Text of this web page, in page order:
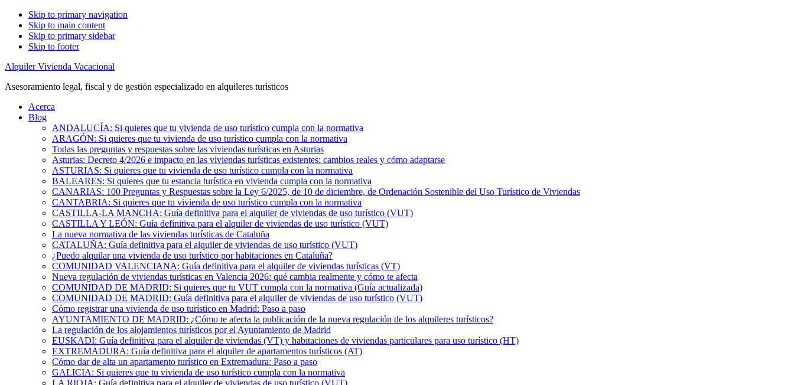
Skip to primary navigation
Skip to main content
Skip to primary sidebar
Skip to footer
Alquiler Vivienda Vacacional
Asesoramiento legal, fiscal y de gestión especializado en alquileres turísticos
Acerca
Blog
ANDALUCÍA: Si quieres que tu vivienda de uso turístico cumpla con la normativa
ARAGÓN: Si quieres que tu vivienda de uso turístico cumpla con la normativa
Todas las preguntas y respuestas sobre las viviendas turísticas en Asturias
Asturias: Decreto 4/2026 e impacto en las viviendas turísticas existentes: cambios reales y cómo adaptarse
ASTURIAS: Si quieres que tu vivienda de uso turístico cumpla con la normativa
BALEARES: Si quieres que tu estancia turística en vivienda cumpla con la normativa
CANARIAS: 100 Preguntas y Respuestas sobre la Ley 6/2025, de 10 de diciembre, de Ordenación Sostenible del Uso Turístico de Viviendas
CANTABRIA: Si quieres que tu vivienda de uso turístico cumpla con la normativa
CASTILLA-LA MANCHA: Guía definitiva para el alquiler de viviendas de uso turístico (VUT)
CASTILLA Y LEÓN: Guía definitiva para el alquiler de viviendas de uso turístico (VUT)
La nueva normativa de las viviendas turísticas de Cataluña
CATALUÑA: Guía definitiva para el alquiler de viviendas de uso turístico (VUT)
¿Puedo alquilar una vivienda de uso turístico por habitaciones en Cataluña?
COMUNIDAD VALENCIANA: Guía definitiva para el alquiler de viviendas turísticas (VT)
Nueva regulación de viviendas turísticas en Valencia 2026: qué cambia realmente y cómo te afecta
COMUNIDAD DE MADRID: Si quieres que tu VUT cumpla con la normativa (Guía actualizada)
COMUNIDAD DE MADRID: Guía definitiva para el alquiler de viviendas de uso turístico (VUT)
Cómo registrar una vivienda de uso turístico en Madrid: Paso a paso
AYUNTAMIENTO DE MADRID: ¿Cómo te afecta la publicación de la nueva regulación de los alquileres turísticos?
La regulación de los alojamientos turísticos por el Ayuntamiento de Madrid
EUSKADI: Guía definitiva para el alquiler de viviendas (VT) y habitaciones de viviendas particulares para uso turístico (HT)
EXTREMADURA: Guía definitiva para el alquiler de apartamentos turísticos (AT)
Cómo dar de alta un apartamento turístico en Extremadura: Paso a paso
GALICIA: Si quieres que tu vivienda de uso turístico cumpla con la normativa
LA RIOJA: Guía definitiva para el alquiler de viviendas de uso turístico (VUT)